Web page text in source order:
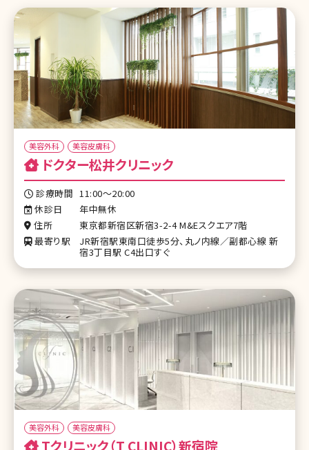
美容外科 美容皮膚科
ドクター松井クリニック
診療時間 11:00～20:00
休診日
年中無休
住所
東京都新宿区新宿3-2-4 M&Eスクエア7階
最寄り駅
JR新宿駅東南口徒歩5分、丸ノ内線／副都心線 新
宿3丁目駅 C4出口すぐ
美容外科 美容皮膚科
Tクリニック（T CLINIC）新宿院